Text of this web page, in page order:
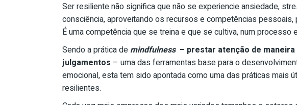
Ser resiliente não significa que não se experiencie ansiedade,
consciência, aproveitando os recursos e competências
É uma competência que se treina e que se cultiva, num processo
Sendo a prática de mindfulness– prestar atenção de
julgamentos – uma das ferramentas base para o
emocional, esta tem sido apontada como uma das práticas mais
resilientes.